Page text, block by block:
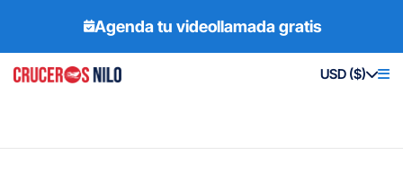
Agenda tu videollamada gratis
USD ($)